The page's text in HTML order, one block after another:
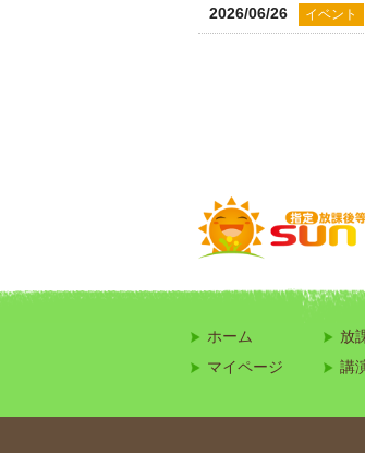
2026/06/26 イベント
2026/05/29 イベント
2026/05/22
2026/05/08 イベント
2026/05/01 イベント
ホーム 放
マイページ
講